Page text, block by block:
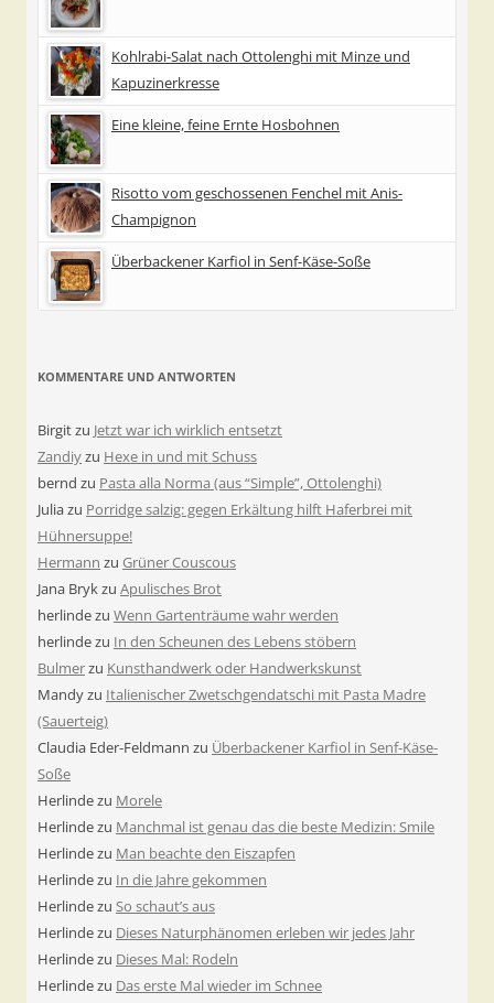
Kohlrabi-Salat nach Ottolenghi mit Minze und
Kapuzinerkresse
Eine kleine, feine Ernte Hosbohnen
Risotto vom geschossenen Fenchel mit Anis-
Champignon
Überbackener Karfiol in Senf-Käse-Soße
KOMMENTARE UND ANTWORTEN
Birgitzu Jetzt war ich wirklich entsetzt
Zandiyzu Hexe in und mit Schuss
bernd zu Pasta alla Norma (aus “Simple”, Ottolenghi)
Juliazu Porridge salzig: gegen Erkältung hilft Haferbrei mit
Hühnersuppe!
Hermann zu Grüner Couscous
Jana Brykzu Apulisches Brot
herlindezu Wenn Gartenträume wahr werden
herlindezu In den Scheunen des Lebens stöbern
Bulmerzu Kunsthandwerk oder Handwerkskunst
Mandyzu Italienischer Zwetschgendatschi mit Pasta Madre
(Sauerteig)
Claudia Eder-Feldmann zu Überbackener Karfiol in Senf-Käse-
Soße
Herlindezu Morele
Herlindezu Manchmal ist genau das die beste Medizin: Smile
Herlindezu Man beachte den Eiszapfen
Herlindezu In die Jahre gekommen
Herlindezu So schaut’s aus
Herlindezu Dieses Naturphänomen erleben wir jedes Jahr
Herlindezu Dieses Mal: Rodeln
Herlindezu Das erste Mal wieder im Schnee